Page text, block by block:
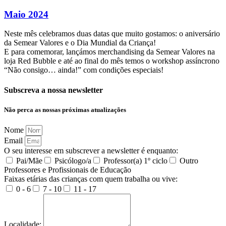
Maio 2024
Neste mês celebramos duas datas que muito gostamos: o aniversário
da Semear Valores e o Dia Mundial da Criança!
E para comemorar, lançámos merchandising da Semear Valores na
loja Red Bubble e até ao final do mês temos o workshop assíncrono
“Não consigo… ainda!” com condições especiais!
Subscreva a nossa newsletter
Não perca as nossas próximas atualizações
Nome
Email
O seu interesse em subscrever a newsletter é enquanto:
Pai/Mãe
Psicólogo/a Professor(a) 1º ciclo
Outro
Professores e Profissionais de Educação
Faixas etárias das crianças com quem trabalha ou vive:
0 - 6
7 - 10 11 - 17
Localidade: